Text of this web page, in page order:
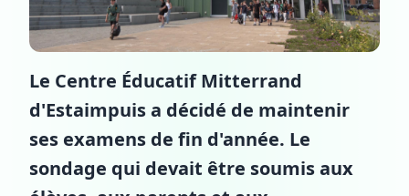
Le Centre Éducatif Mitterrand
d'Estaimpuis a décidé de maintenir
ses examens de fin d'année. Le
sondage qui devait être soumis aux